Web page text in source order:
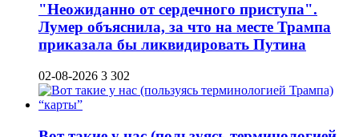
"Неожиданно от сердечного приступа".
Лумер объяснила, за что на месте Трампа
приказала бы ликвидировать Путина
02-08-2026 3 302